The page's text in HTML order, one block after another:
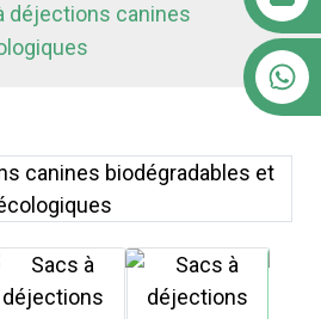
déjections canines
+86 18122593799